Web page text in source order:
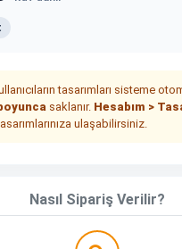
tasarımları sisteme
saklanır. Hesabım >
ulaşabilirsiniz.
Nasıl Sipariş Verilir?